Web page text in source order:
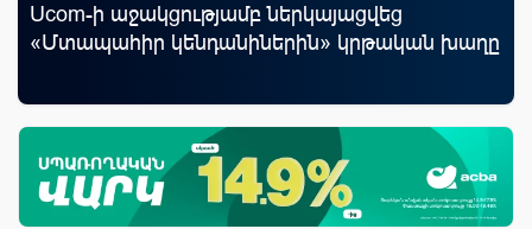
Ucom-ի աջակցությամբ ներկայացվեց
«Մտապահիր կենդանիներին» կրթական խաղը